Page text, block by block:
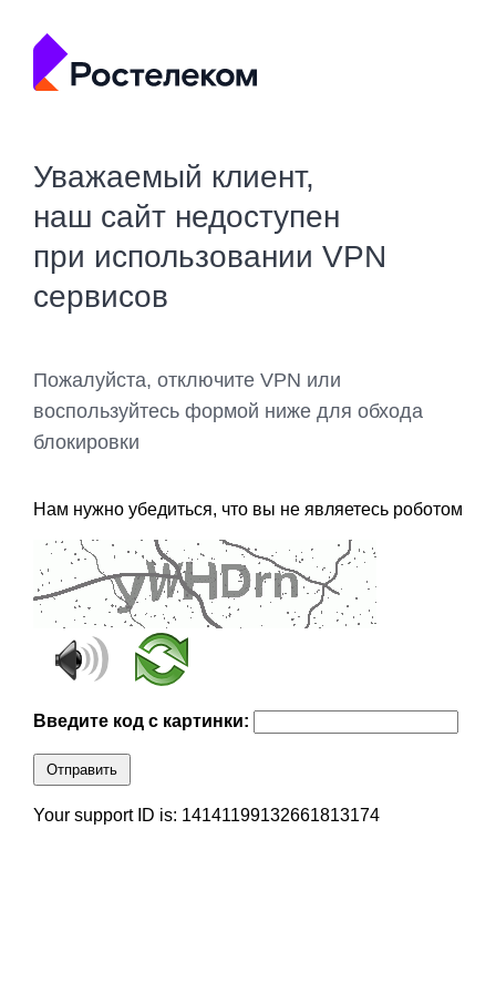
Уважаемый клиент,
наш сайт недоступен
при использовании VPN
сервисов
Пожалуйста, отключите VPN или
воспользуйтесь формой ниже для обхода
блокировки
Нам нужно убедиться, что вы не являетесь роботом
Введите код с картинки:
Отправить
Your support ID is: 14141199132661813174